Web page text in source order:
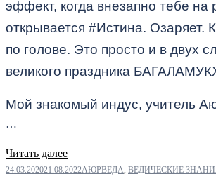
эффект, когда внезапно тебе на
открывается #Истина. Озаряет.
по голове. Это просто и в двух
великого праздника
Мой знакомый индус, учитель
…
Читать далее
24.03.202021.08.2022АЮРВЕДА, ВЕДИЧЕСКИЕ